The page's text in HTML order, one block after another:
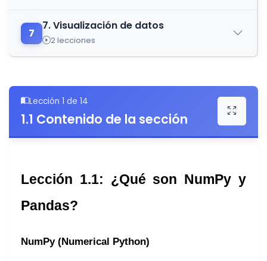
7
7. Visualización de datos
2 lecciones
Lección 1 de 14
1.1 Contenido de la sección
Lección 1.1: ¿Qué son NumPy y
Pandas?
NumPy (Numerical Python)